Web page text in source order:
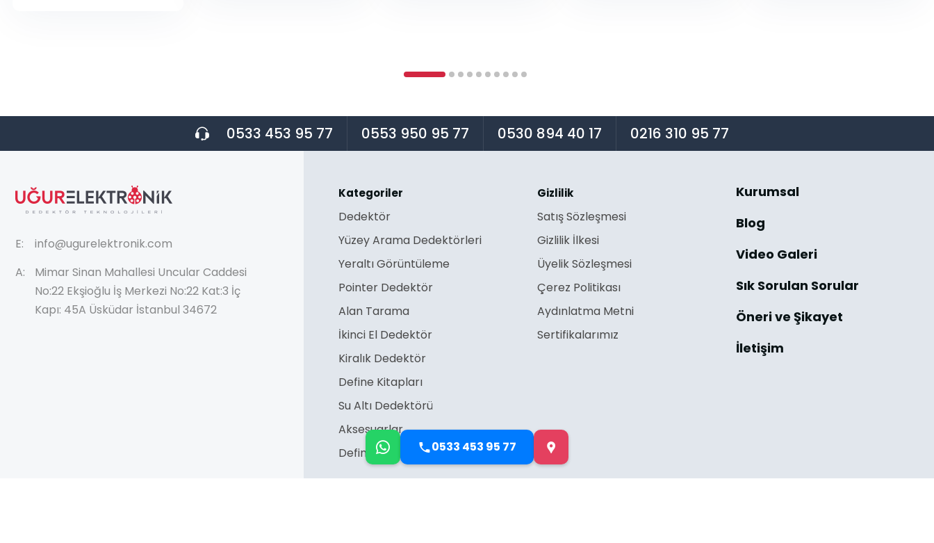
0533 453 95 77
0533 453 95 77 0553 950 95 77 0530 894 40 17 0216 310 95 77
E:
info@ugurelektronik.com
A:
Mimar Sinan Mahallesi Uncular Caddesi
No:22 Ekşioğlu İş Merkezi No:22 Kat:3 İç
Kapı: 45A Üsküdar İstanbul 34672
Kategoriler
Dedektör
Yüzey Arama Dedektörleri
Yeraltı Görüntüleme
Pointer Dedektör
Alan Tarama
İkinci El Dedektör
Kiralık Dedektör
Define Kitapları
Su Altı Dedektörü
Aksesuarlar
Define İşaretleri
Gizlilik
Satış Sözleşmesi
Gizlilik İlkesi
Üyelik Sözleşmesi
Çerez Politikası
Aydınlatma Metni
Sertifikalarımız
Kurumsal
Blog
Video Galeri
Sık Sorulan Sorular
Öneri ve Şikayet
İletişim